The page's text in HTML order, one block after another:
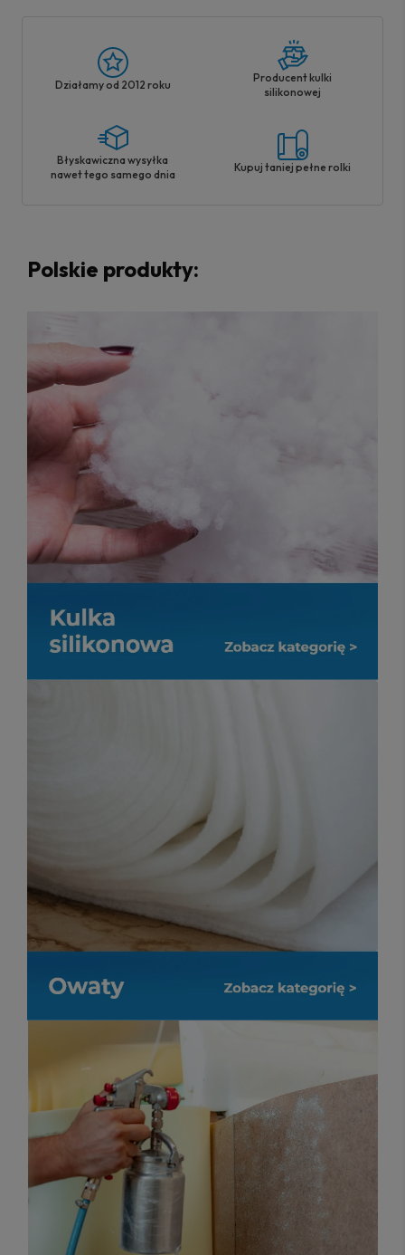
Działamy od 2012 roku
Producent kulki
silikonowej
Błyskawiczna wysyłka
nawet tego samego dnia
Kupuj taniej pełne rolki
Polskie produkty: